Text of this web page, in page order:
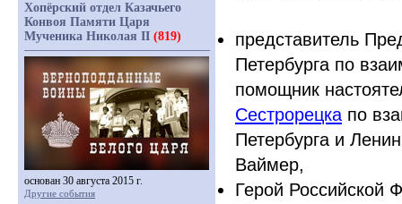
представитель
Петербурга по
помощник
Сестрорецка по
Петербурга и
Ваймер,
Герой Российской
Хопёрский отдел Казачьего
Конвоя Памяти Царя
Мученика Николая II (819)
основан 30 августа 2015 г.
Другие события